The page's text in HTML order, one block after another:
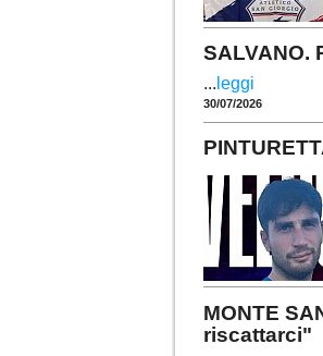
SALVANO.
... leggi
30/07/2026
MONTE
riscattarci"